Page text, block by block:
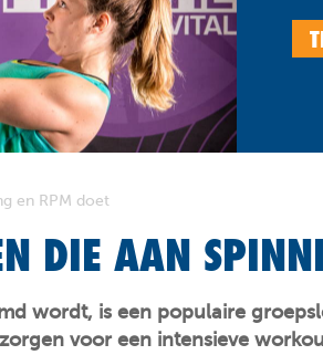
en RPM doet
DIE AAN
wordt, is een populaire
voor een intensieve